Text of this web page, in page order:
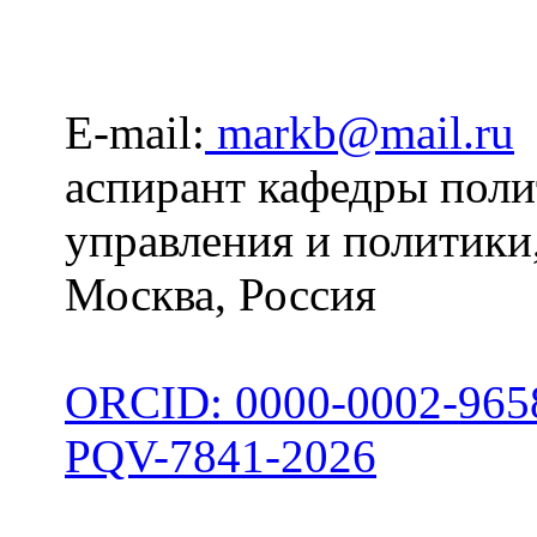
E-mail: markb@mail.ru
аспирант кафедры
управления и
Москва, Россия
ORCID: 0000-0002-
PQV-7841-2026